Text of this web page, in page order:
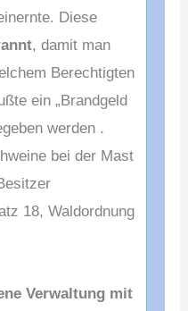
Diese
, damit man
Berechtigten
ein „Brandgeld
werden .
bei der Mast
18, Waldordnung
Verwaltung mit